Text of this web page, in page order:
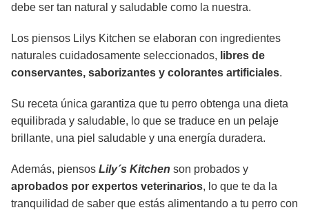
debe ser tan natural y saludable como la nuestra.
Los piensos Lilys Kitchen se elaboran con ingredientes
naturales cuidadosamente seleccionados, libres de
conservantes, saborizantes y colorantes artificiales.
Su receta única garantiza que tu perro obtenga una dieta
equilibrada y saludable, lo que se traduce en un pelaje
brillante, una piel saludable y una energía duradera.
Además, piensos Lily´s Kitchen son probados y
aprobados por expertos veterinarios, lo que te da la
tranquilidad de saber que estás alimentando a tu perro con